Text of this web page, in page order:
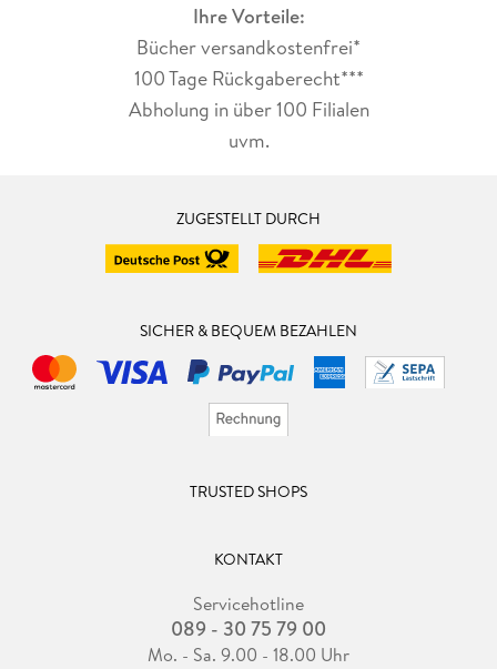
Ihre Vorteile:
Bücher versandkostenfrei*
100 Tage Rückgaberecht***
Abholung in über 100 Filialen
uvm.
ZUGESTELLT DURCH
SICHER & BEQUEM BEZAHLEN
TRUSTED SHOPS
KONTAKT
Servicehotline
089 - 30 75 79 00
Mo. - Sa. 9.00 - 18.00 Uhr